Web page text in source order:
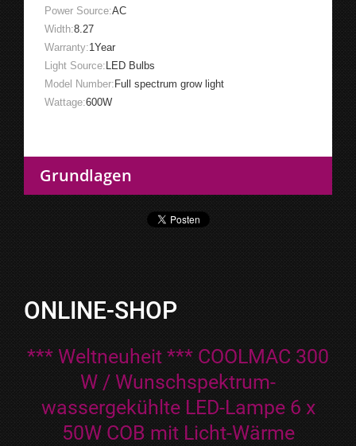
Power Source:AC
Width:8.27
Warranty:1Year
Light Source: LED Bulbs
Model Number: Full spectrum grow light
Wattage:600W
Grundlagen
ONLINE-SHOP
*** Weltneuheit *** COOLMAC 300
W / Wunschspektrum-
wassergekühlte LED-Lampe 6 x
50W COB mit Licht-Wärme